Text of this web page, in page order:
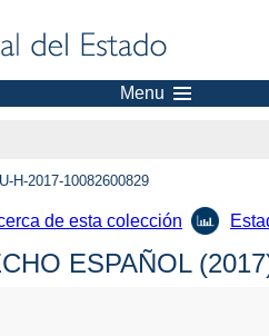
Menu
H-2017-10082600829
de esta colección
ESPAÑOL